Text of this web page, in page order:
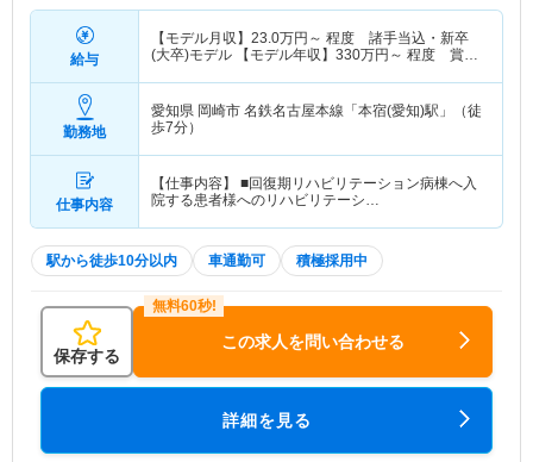
給与
【モデル月収】 23.0万円～ 程度 諸手当込・新卒
(大卒)モデル 【モデル年収】 330万円～ 程度 賞与
勤務地
愛知県 岡崎市 名鉄名古屋本線「本宿(愛知)駅」（徒
歩7分）
仕事内容
【仕事内容】 ■回復期リハビリテーション病棟へ入
院する患者様へのリハビリテーシ…
駅から徒歩10分以内 車通勤可 積極採用中
保存する
この求人を問い合わせる
詳細を見る